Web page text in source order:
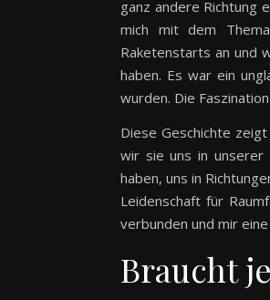
ganz andere Richtung
mich mit dem
Raketenstarts an und
haben. Es war ein
wurden. Die
Diese Geschichte
wir sie uns in unserer
haben, uns in
Leidenschaft für
verbunden und mir
Braucht